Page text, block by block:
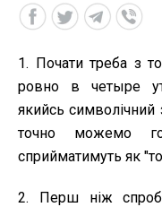
1. Почати треба з
ровно в четыре
якийсь символічний
точно можемо
сприйматимуть як
2. Перш ніж